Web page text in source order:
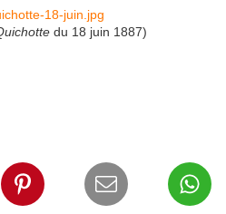
du 18 juin 1887)